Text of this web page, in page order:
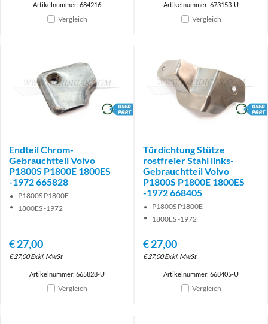
Artikelnummer: 684216
Vergleich
Artikelnummer: 673153-U
Vergleich
brand
Endteil Chrom-
Gebrauchtteil Volvo
P1800S P1800E 1800ES
-1972 665828
P1800S P1800E
1800ES -1972
€27,00
€27,00 Exkl. MwSt
Artikelnummer: 665828-U
Vergleich
brand
Türdichtung Stütze
rostfreier Stahl links-
Gebrauchtteil Volvo
P1800S P1800E 1800ES
-1972 668405
P1800S P1800E
1800ES -1972
€27,00
€27,00 Exkl. MwSt
Artikelnummer: 668405-U
Vergleich